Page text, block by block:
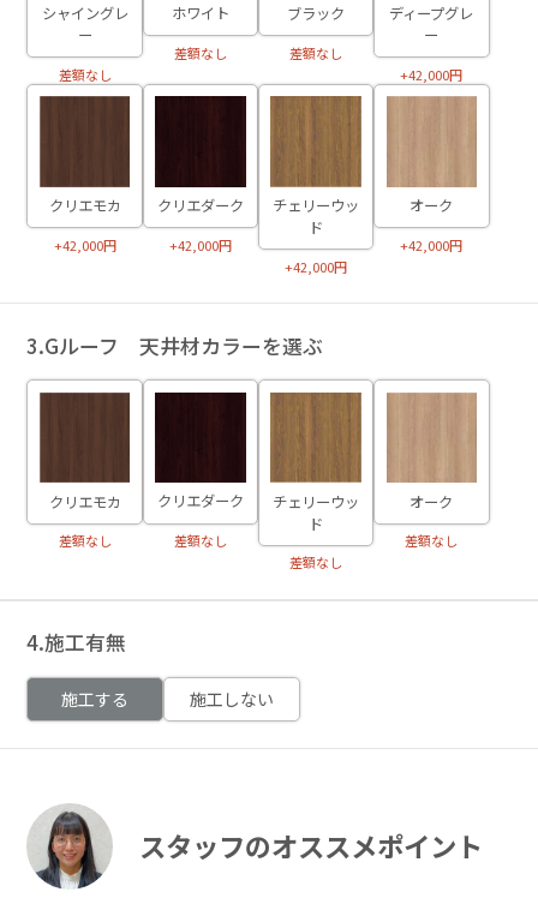
シャイングレ
ー
差額なし
ホワイト
差額なし
ブラック
差額なし
ディープグレ
ー
+42,000円
クリエモカ
+42,000円
クリエダーク
+42,000円
チェリーウッ
ド
+42,000円
オーク
+42,000円
3.Gルーフ 天井材カラーを選ぶ
クリエモカ
差額なし
クリエダーク
差額なし
チェリーウッ
ド
差額なし
オーク
差額なし
4.施工有無
施工する 施工しない
スタッフのオススメポイント